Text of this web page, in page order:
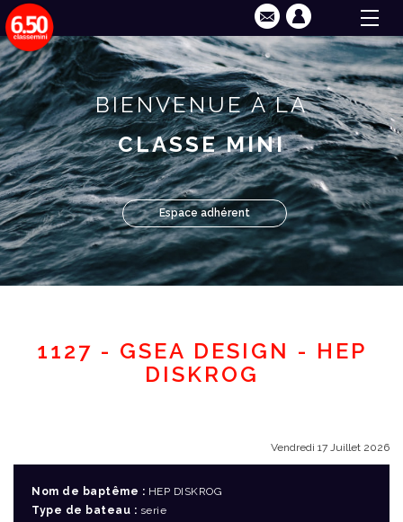
BIENVENUE À LA
CLASSE MINI
Espace adhérent
1127 - GSEA DESIGN - HEP
DISKROG
Vendredi 17 Juillet 2026
Nom de baptême : HEP DISKROG
Type de bateau : serie